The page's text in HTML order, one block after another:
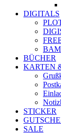
DIGITALS
BÜCHER
KARTEN
STICKER
SALE